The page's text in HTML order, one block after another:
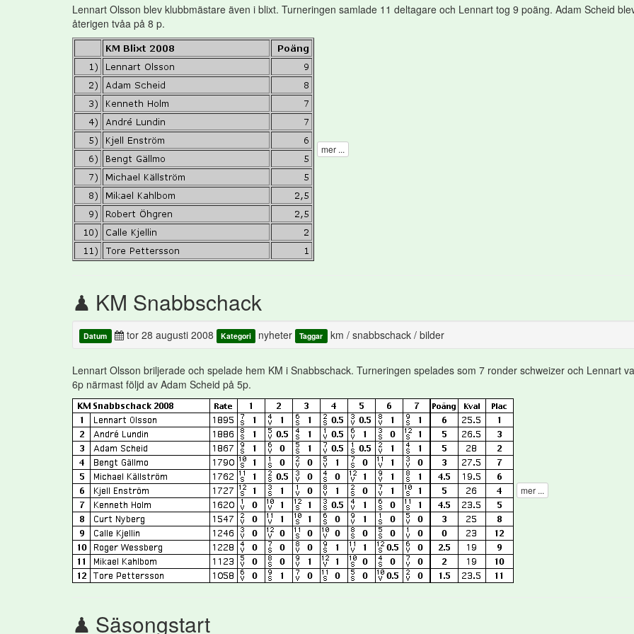
Lennart Olsson blev klubbmästare även i blixt. Turneringen samlade 11 deltagare och Lennart tog 9 poäng. Adam Scheid
återigen tvåa på 8 p.
mer ...
KM Snabbschack
Datum tor 28 augusti 2008 Kategori nyheter Taggar km / snabbschack/ bilder
Lennart Olsson briljerade och spelade hem KM i Snabbschack. Turneringen spelades som 7 ronder schweizer och Lennart
6p närmast följd av Adam Scheid på 5p.
mer ...
Säsongstart